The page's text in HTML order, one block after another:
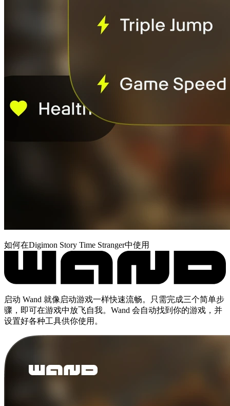
如何在Digimon Story Time Stranger中使用
启动 Wand 就像启动游戏一样快速流畅。只需完成三个简单步
骤，即可在游戏中放飞自我。Wand 会自动找到你的游戏，并
设置好各种工具供你使用。